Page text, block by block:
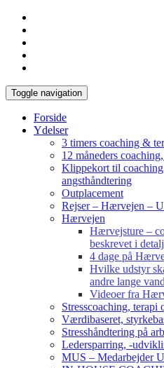
Toggle navigation
Forside
Ydelser
3 timers coaching &
12 måneders
Klippekort til
angsthåndtering
Outplacement
Rejser – Hærvejen –
Hærvejen
Hærvejsture –
beskrevet i
4 dage på
Hvilke udstyr
andre lange
Videoer fra
Stresscoaching,
Værdibaseret,
Stresshåndtering på
Ledersparring, -
MUS – Medarbejder